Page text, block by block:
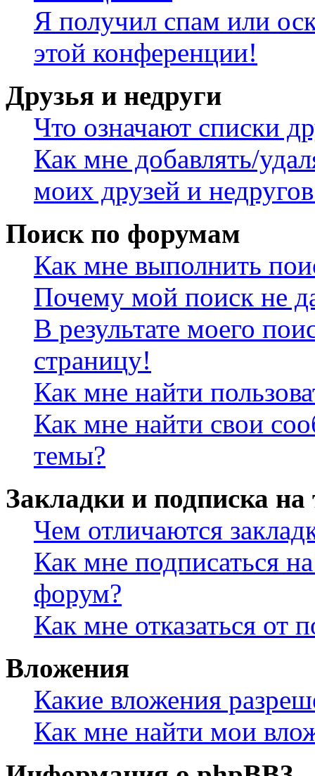
Я получил спам или
этой конференции!
Друзья и недруги
Что означают списки
Как мне добавлять/
моих друзей и
Поиск по форумам
Как мне выполнить
Почему мой поиск не
В результате моего
страницу!
Как мне найти
Как мне найти свои
темы?
Закладки и подписка
Чем отличаются
Как мне подписаться
форум?
Как мне отказаться от
Вложения
Какие вложения
Как мне найти мои